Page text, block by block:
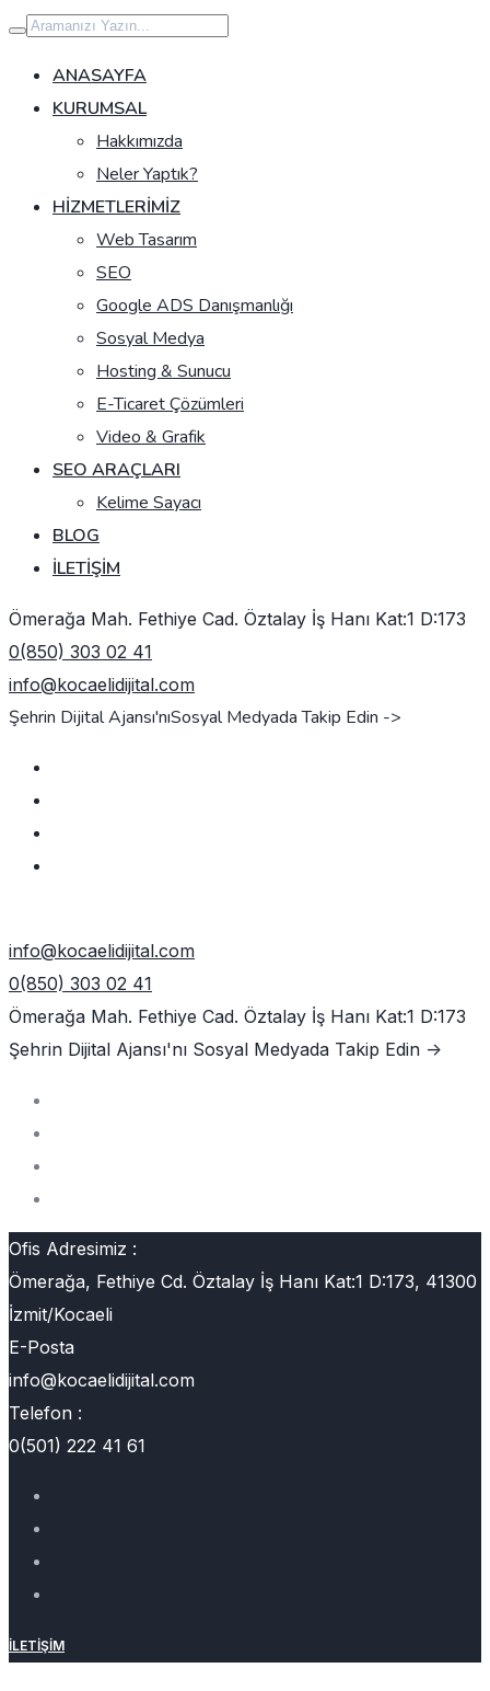
İçeriğe
geç
ANASAYFA
KURUMSAL
Hakkımızda
Neler Yaptık?
HIZMETLERIMIZ
Web Tasarım
SEO
Google ADS Danışmanlığı
Sosyal Medya
Hosting & Sunucu
E-Ticaret Çözümleri
Video & Grafik
SEO ARAÇLARI
Kelime Sayacı
BLOG
İLETIŞIM
Ömerağa Mah. Fethiye Cad. Öztalay İş Hanı Kat:1 D:173
0(850) 303 02 41
info@kocaelidijital.com
Şehrin Dijital Ajansı'nıSosyal Medyada Takip Edin ->
info@kocaelidijital.com
0(850) 303 02 41
Ömerağa Mah. Fethiye Cad. Öztalay İş Hanı Kat:1 D:173
Şehrin Dijital Ajansı'nı Sosyal Medyada Takip Edin ->
Ofis Adresimiz :
Ömerağa, Fethiye Cd. Öztalay İş Hanı Kat:1 D:173, 41300
İzmit/Kocaeli
E-Posta
info@kocaelidijital.com
Telefon :
0(501) 222 41 61
İLETIŞIM